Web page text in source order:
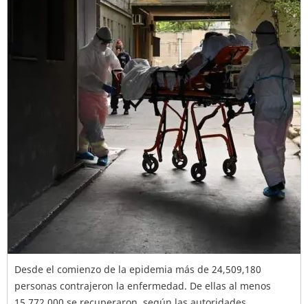
Desde el comienzo de la epidemia más de 24,509,180
personas contrajeron la enfermedad. De ellas al menos